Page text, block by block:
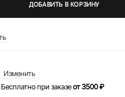
ДОБАВИТЬ В КОРЗИНУ
Изменить
при заказеот 3500 ₽